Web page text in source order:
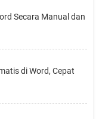
Secara Manual dan
di Word, Cepat